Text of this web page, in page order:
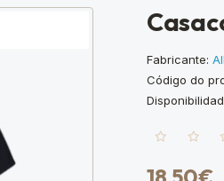
Fabricante:
Código do